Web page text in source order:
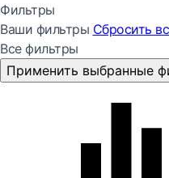
Фильтры
Ваши фильтры Сбросить
Все фильтры
Применить выбранные